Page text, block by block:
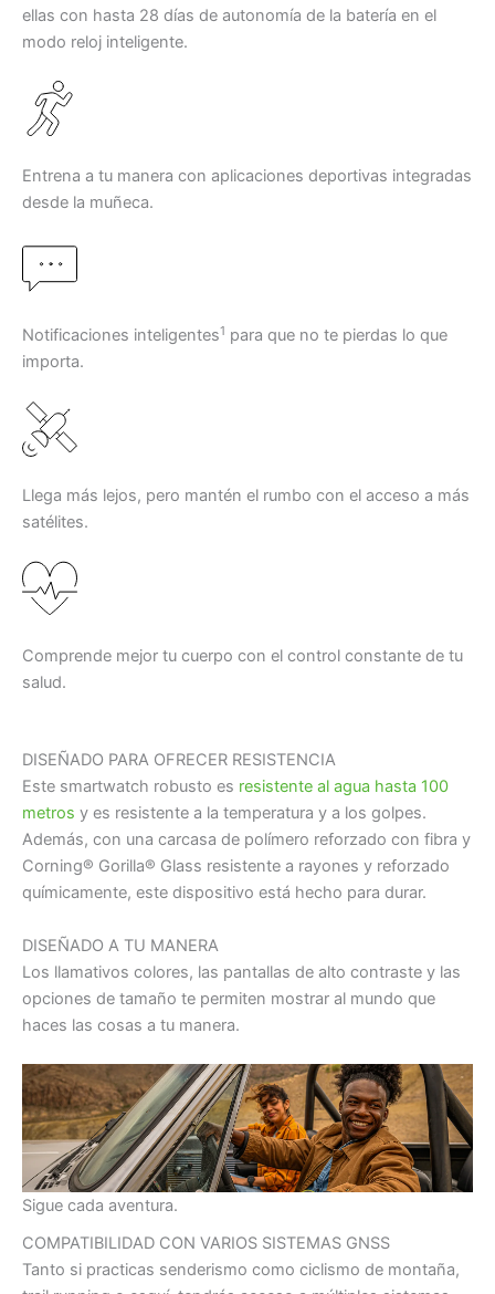
ellas con hasta 28 días de autonomía de la batería en el
modo reloj inteligente.
Entrena a tu manera con aplicaciones deportivas integradas
desde la muñeca.
Notificaciones inteligentes1 para que no te pierdas lo que
importa.
Llega más lejos, pero mantén el rumbo con el acceso a más
satélites.
Comprende mejor tu cuerpo con el control constante de tu
salud.
DISEÑADO PARA OFRECER RESISTENCIA
Este smartwatch robusto es resistente al agua hasta 100
metros y es resistente a la temperatura y a los golpes.
Además, con una carcasa de polímero reforzado con fibra y
Corning® Gorilla® Glass resistente a rayones y reforzado
químicamente, este dispositivo está hecho para durar.
DISEÑADO A TU MANERA
Los llamativos colores, las pantallas de alto contraste y las
opciones de tamaño te permiten mostrar al mundo que
haces las cosas a tu manera.
Sigue cada aventura.
COMPATIBILIDAD CON VARIOS SISTEMAS GNSS
Tanto si practicas senderismo como ciclismo de montaña,